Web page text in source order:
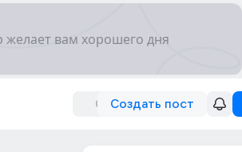
Создать пост